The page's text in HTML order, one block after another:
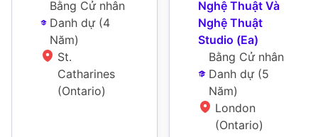
Bằng Cử nhân
Danh dự (4
Năm)
St.
Catharines
(Ontario)
Nghệ Thuật Và
Nghệ Thuật
Studio (Ea)
Bằng Cử nhân
Danh dự (5
Năm)
London
(Ontario)